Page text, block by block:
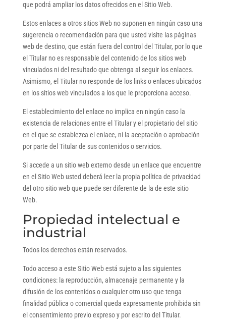
que podrá ampliar los datos ofrecidos en el Sitio Web.
Estos enlaces a otros sitios Web no suponen en ningún caso una
sugerencia o recomendación para que usted visite las páginas
web de destino, que están fuera del control del Titular, por lo que
el Titular no es responsable del contenido de los sitios web
vinculados ni del resultado que obtenga al seguir los enlaces.
Asimismo, el Titular no responde de los links o enlaces ubicados
en los sitios web vinculados a los que le proporciona acceso.
El establecimiento del enlace no implica en ningún caso la
existencia de relaciones entre el Titular y el propietario del sitio
en el que se establezca el enlace, ni la aceptación o aprobación
por parte del Titular de sus contenidos o servicios.
Si accede a un sitio web externo desde un enlace que encuentre
en el Sitio Web usted deberá leer la propia política de privacidad
del otro sitio web que puede ser diferente de la de este sitio
Web.
Propiedad intelectual e
industrial
Todos los derechos están reservados.
Todo acceso a este Sitio Web está sujeto a las siguientes
condiciones: la reproducción, almacenaje permanente y la
difusión de los contenidos o cualquier otro uso que tenga
finalidad pública o comercial queda expresamente prohibida sin
el consentimiento previo expreso y por escrito del Titular.